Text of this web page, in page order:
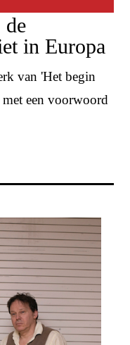
de
in Europa
van 'Het begin
met een voorwoord